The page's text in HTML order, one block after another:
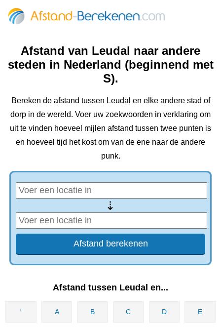
Afstand van Leudal‎ naar andere
steden in Nederland (beginnend met
S).
Bereken de afstand tussen Leudal‎ en elke andere stad of
dorp in de wereld. Voer uw zoekwoorden in verklaring om
uit te vinden hoeveel mijlen afstand tussen twee punten is
en hoeveel tijd het kost om van de ene naar de andere
punk.
⇢
Afstand tussen Leudal‎ en...
' A B C D E